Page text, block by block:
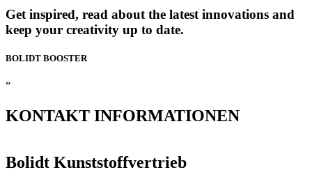
Get inspired, read about the latest innovations and
keep your creativity up to date.
BOLIDT BOOSTER
”
KONTAKT INFORMATIONEN
Bolidt Kunststoffvertrieb